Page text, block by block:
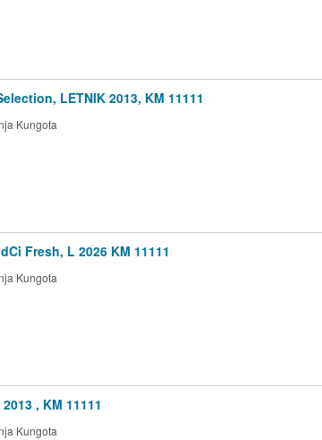
LETNIK 2013, KM 11111
Kungota
Fresh, L 2026 KM 11111
Kungota
, KM 11111
Kungota